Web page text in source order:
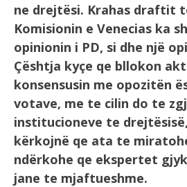
ne drejtësi. Krahas draftit
Komisionin e Venecias ka
opinionin i PD, si dhe një
Çështja kyçe qe bllokon
konsensusin me opozitën
votave, me te cilin do te
institucioneve te
kërkojnë qe ata te
ndërkohe qe ekspertet
jane te mjaftueshme.